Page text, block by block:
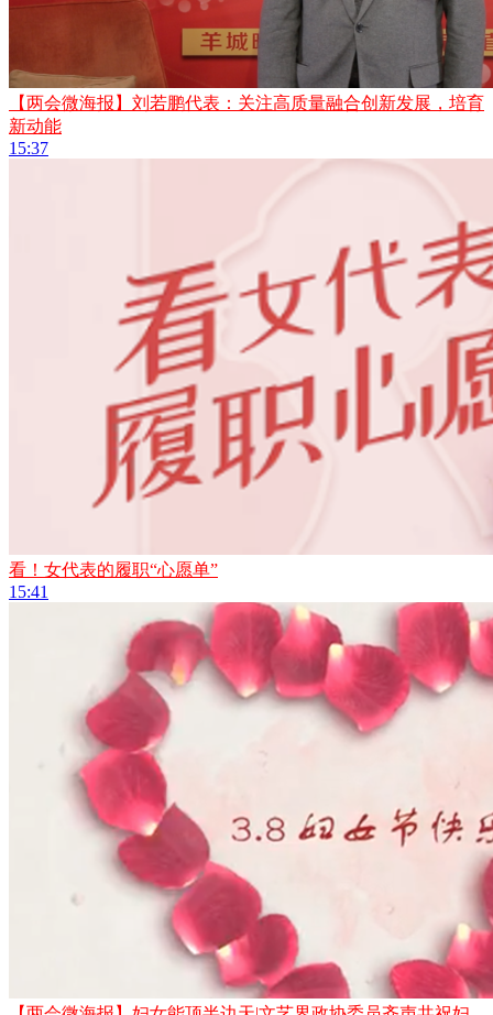
【两会微海报】刘若鹏代表：关注高质量融合创新发展，培育
新动能
15:37
看！女代表的履职“心愿单”
15:41